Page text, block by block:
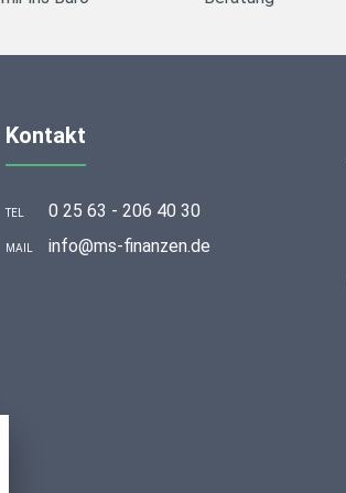
Kontakt
TEL 0 25 63 - 206 40 30
MAIL info@ms-finanzen.de